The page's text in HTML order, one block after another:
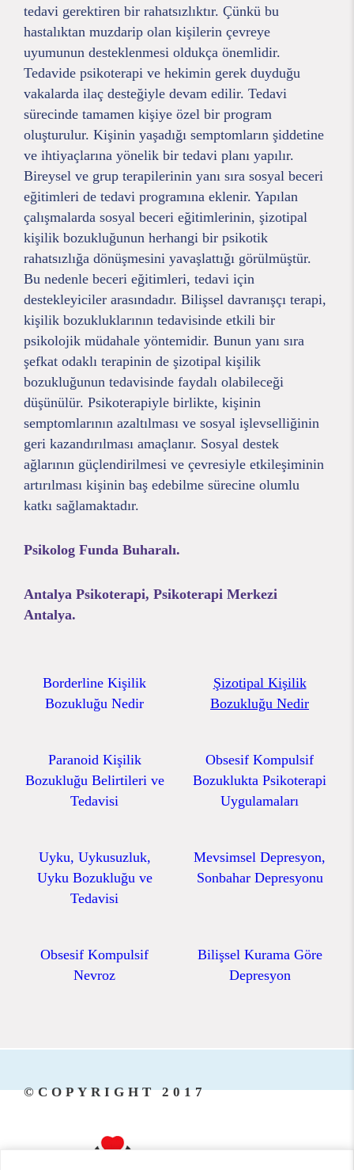
tedavi gerektiren bir rahatsızlıktır. Çünkü bu
hastalıktan muzdarip olan kişilerin çevreye
uyumunun desteklenmesi oldukça önemlidir.
Tedavide psikoterapi ve hekimin gerek duyduğu
vakalarda ilaç desteğiyle devam edilir. Tedavi
sürecinde tamamen kişiye özel bir program
oluşturulur. Kişinin yaşadığı semptomların şiddetine
ve ihtiyaçlarına yönelik bir tedavi planı yapılır.
Bireysel ve grup terapilerinin yanı sıra sosyal beceri
eğitimleri de tedavi programına eklenir. Yapılan
çalışmalarda sosyal beceri eğitimlerinin, şizotipal
kişilik bozukluğunun herhangi bir psikotik
rahatsızlığa dönüşmesini yavaşlattığı görülmüştür.
Bu nedenle beceri eğitimleri, tedavi için
destekleyiciler arasındadır. Bilişsel davranışçı terapi,
kişilik bozukluklarının tedavisinde etkili bir
psikolojik müdahale yöntemidir. Bunun yanı sıra
şefkat odaklı terapinin de şizotipal kişilik
bozukluğunun tedavisinde faydalı olabileceği
düşünülür. Psikoterapiyle birlikte, kişinin
semptomlarının azaltılması ve sosyal işlevselliğinin
geri kazandırılması amaçlanır. Sosyal destek
ağlarının güçlendirilmesi ve çevresiyle etkileşiminin
artırılması kişinin baş edebilme sürecine olumlu
katkı sağlamaktadır.
Psikolog Funda Buharalı.
Antalya Psikoterapi, Psikoterapi Merkezi
Antalya.
Borderline Kişilik
Bozukluğu Nedir
Şizotipal Kişilik
Bozukluğu Nedir
Paranoid Kişilik
Bozukluğu Belirtileri ve
Tedavisi
Obsesif Kompulsif
Bozuklukta Psikoterapi
Uygulamaları
Uyku, Uykusuzluk,
Uyku Bozukluğu ve
Tedavisi
Mevsimsel Depresyon,
Sonbahar Depresyonu
Obsesif Kompulsif
Nevroz
Bilişsel Kurama Göre
Depresyon
©COPYRIGHT 2017